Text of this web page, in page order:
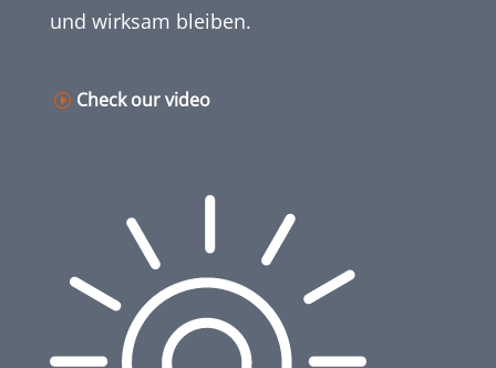
und wirksam bleiben.
Check our video